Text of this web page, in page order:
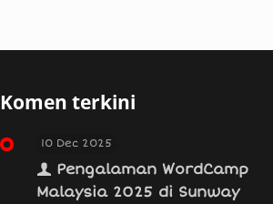
Komen terkini
10 Dec 2025
Pengalaman WordCamp
Malaysia 2025 di Sunway